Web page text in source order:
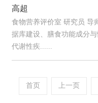
高超
食物营养评价室 研究员 导
据库建设、膳食功能成分
代谢性疾......
首页 上一页